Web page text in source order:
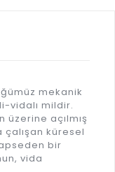
mekanik
vidalı mildir.
üzerine açılmış
çalışan küresel
bir
vida